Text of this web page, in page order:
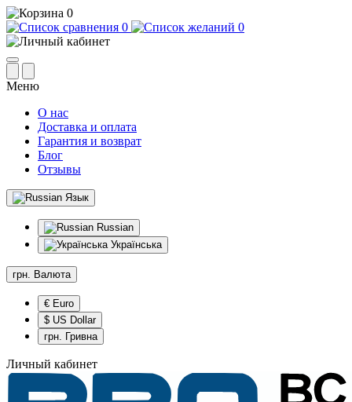
0
0
0
Меню
О нас
Доставка и оплата
Гарантия и возврат
Блог
Отзывы
Язык
Russian
Українська
грн. Валюта
€ Euro
$ US Dollar
грн. Гривна
Личный кабинет